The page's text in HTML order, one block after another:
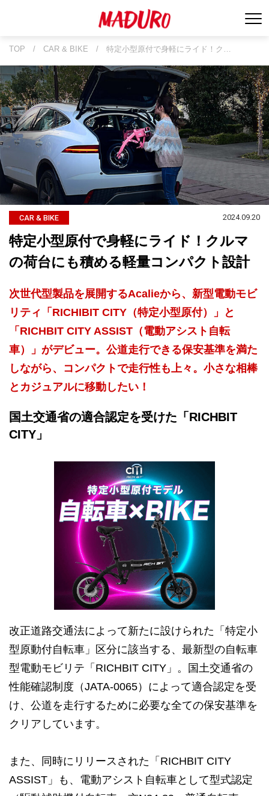
TOP / CAR & BIKE / 特定小型原付で身軽にライド！ク…
CAR & BIKE 2024.09.20
特定小型原付で身軽にライド！クルマ
の荷台にも積める軽量コンパクト設計
次世代型製品を展開するAcalieから、新型電動モビ
リティ「RICHIBIT CITY（特定小型原付）」と
「RICHBIT CITY ASSIST（電動アシスト自転
車）」がデビュー。公道走行できる保安基準を満た
しながら、コンパクトで走行性も上々。小さな相棒
とカジュアルに移動したい！
国土交通省の適合認定を受けた「RICHBIT
CITY」
改正道路交通法によって新たに設けられた「特定小
型原動付自転車」区分に該当する、最新型の自転車
型電動モビリテ「RICHBIT CITY」。国土交通省の
性能確認制度（JATA-0065）によって適合認定を受
け、公道を走行するために必要な全ての保安基準を
クリアしています。
また、同時にリリースされた「RICHBIT CITY
ASSIST」も、電動アシスト自転車として型式認定